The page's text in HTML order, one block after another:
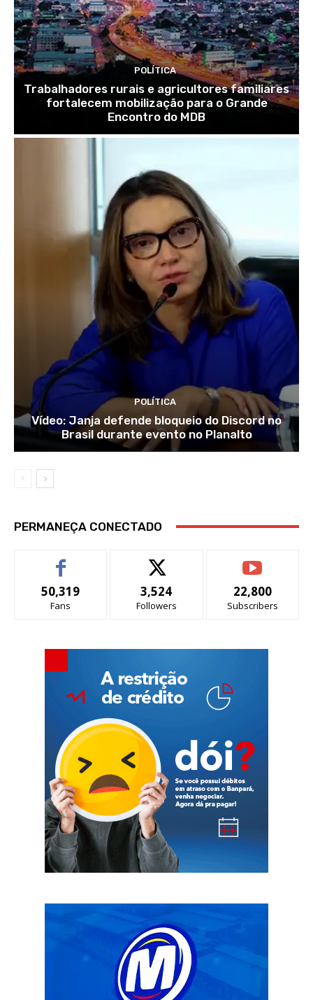
POLÍTICA
Trabalhadores rurais e agricultores familiares
fortalecem mobilização para o Grande
Encontro do MDB
POLÍTICA
Vídeo: Janja defende bloqueio do Discord no
Brasil durante evento no Planalto
PERMANEÇA CONECTADO
50,319
Fans
3,524
Followers
22,800
Subscribers